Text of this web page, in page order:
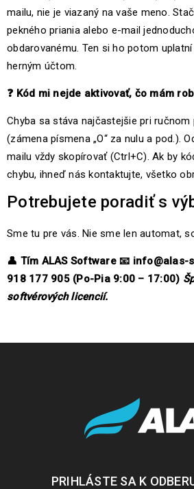
mailu, nie je viazaný na vaše meno.
pekného priania alebo e-mail
obdarovanému. Ten si ho potom
herným účtom.
❓ Kód mi nejde aktivovať, čo mám
Chyba sa stáva najčastejšie pri ručnom
(zámena písmena „O“ za nulu a pod.).
mailu vždy skopírovať (Ctrl+C). Ak by
chybu, ihneď nás kontaktujte, všetko
Potrebujete poradiť s
Sme tu pre vás. Nie sme len automat,
👤 Tím ALAS Software 📧 info@alas-
918 177 905 (Po-Pia 9:00 – 17:00)
softvérových licencií.
PRIHLÁSTE SA K